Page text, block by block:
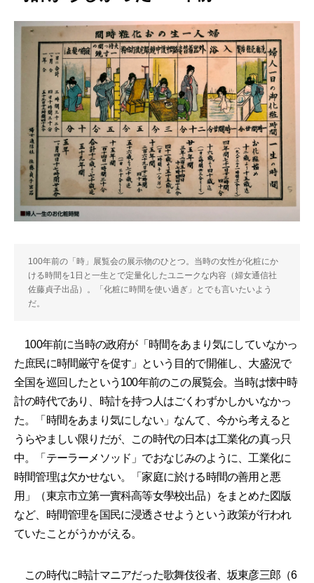
100年前の「時」展覧会の展示物のひとつ。当時の女性が化粧にか
ける時間を1日と一生とで定量化したユニークな内容（婦女通信社
佐藤貞子出品）。「化粧に時間を使い過ぎ」とでも言いたいよう
だ。
100年前に当時の政府が「時間をあまり気にしていなかっ
た庶民に時間厳守を促す」という目的で開催し、大盛況で
全国を巡回したという100年前のこの展覧会。当時は懐中時
計の時代であり、時計を持つ人はごくわずかしかいなかっ
た。「時間をあまり気にしない」なんて、今から考えると
うらやましい限りだが、この時代の日本は工業化の真っ只
中。「テーラーメソッド」でおなじみのように、工業化に
時間管理は欠かせない。「家庭に於ける時間の善用と悪
用」（東京市立第一實科高等女學校出品）をまとめた図版
など、時間管理を国民に浸透させようという政策が行われ
ていたことがうかがえる。
この時代に時計マニアだった歌舞伎役者、坂東彦三郎（6